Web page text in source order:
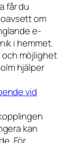
får du
om
e-
i hemmet.
och möjlighet
hjälper
vid
kan